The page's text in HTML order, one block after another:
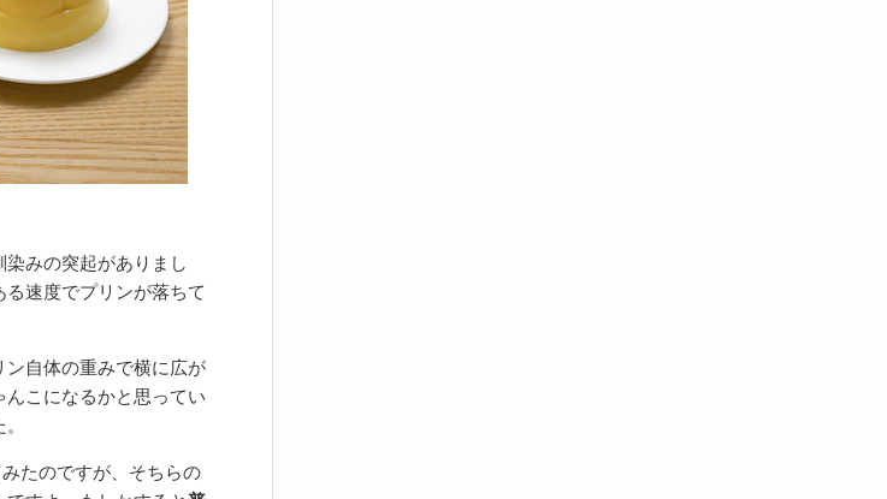
みの突起がありまし
速度でプリンが落ちて
自体の重みで横に広が
こになるかと思ってい
たのですが、そちらの